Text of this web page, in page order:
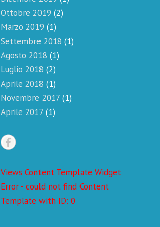
Ottobre 2019 (2)
Marzo 2019 (1)
Settembre 2018 (1)
Agosto 2018 (1)
Luglio 2018 (2)
Aprile 2018 (1)
Novembre 2017(1)
Aprile 2017(1)
Views Content Template Widget
Error - could not find Content
Template with ID: 0